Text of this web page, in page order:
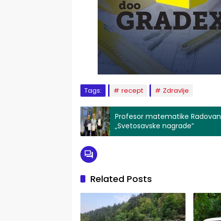
Tags: recept Zdravlje
Profesor matematike
„Svetosavske nagrade”
Related Posts